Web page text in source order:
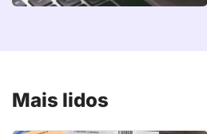
Mais lidos